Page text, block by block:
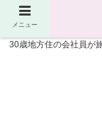
30歳地方住の会社員が
メニュー